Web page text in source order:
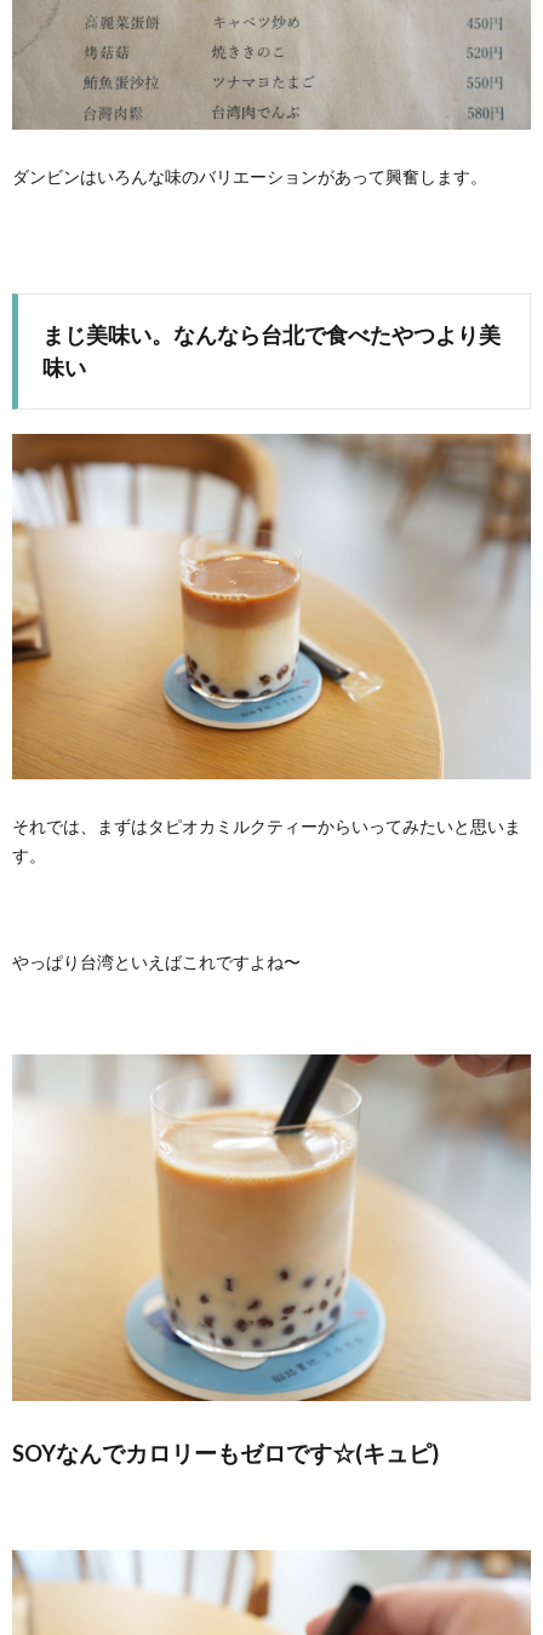
ダンビンはいろんな味のバリエーションがあって興奮します。
まじ美味い。なんなら台北で食べたやつより美
味い
それでは、まずはタピオカミルクティーからいってみたいと思いま
す。
やっぱり台湾といえばこれですよね〜
SOYなんでカロリーもゼロです☆(キュピ)